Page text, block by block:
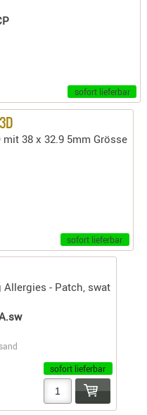
-
SCHÄFTE
ZUBEHÖR
RAILS
RIEMEN
sofort lieferbar
38 x 32.9 5mm Grösse
sofort lieferbar
Allergies - Patch, swat
sofort lieferbar